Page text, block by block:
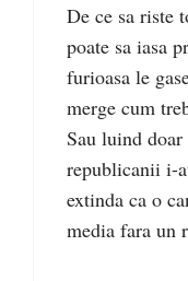
De ce sa riste
poate sa iasa
furioasa le
merge cum
Sau luind
republicanii i-
extinda ca o
media fara un